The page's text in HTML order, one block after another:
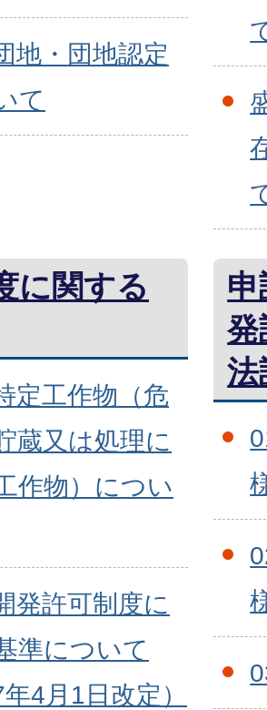
地・団地認定
て
に関する
定工作物（危
蔵又は処理に
作物）につい
発許可制度に
準について
年4月1日改定）
発
法